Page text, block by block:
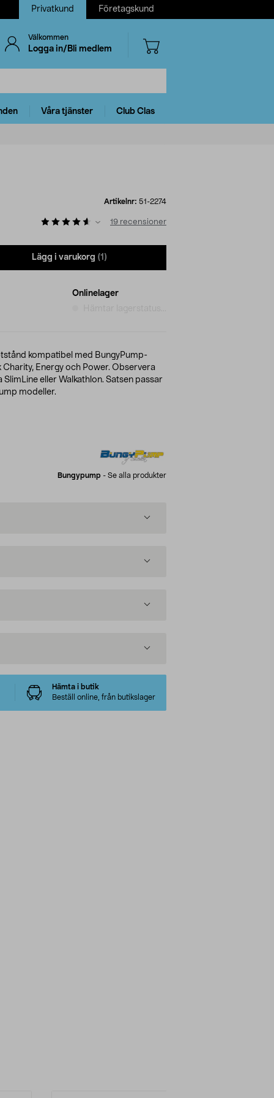
Privatkund Företagskund
Välkommen
Logga in/Bli medlem
Våra tjänster Club Clas
Artikelnr: 51-2274
19 recensioner
Lägg i varukorg (1)
Onlinelager
kompatibel med BungyPump-
Energy och Power. Observera
eller Walkathlon. Satsen passar
modeller.
Bungypump - Se alla produkter
Hämta i butik
Beställ online, från butikslager